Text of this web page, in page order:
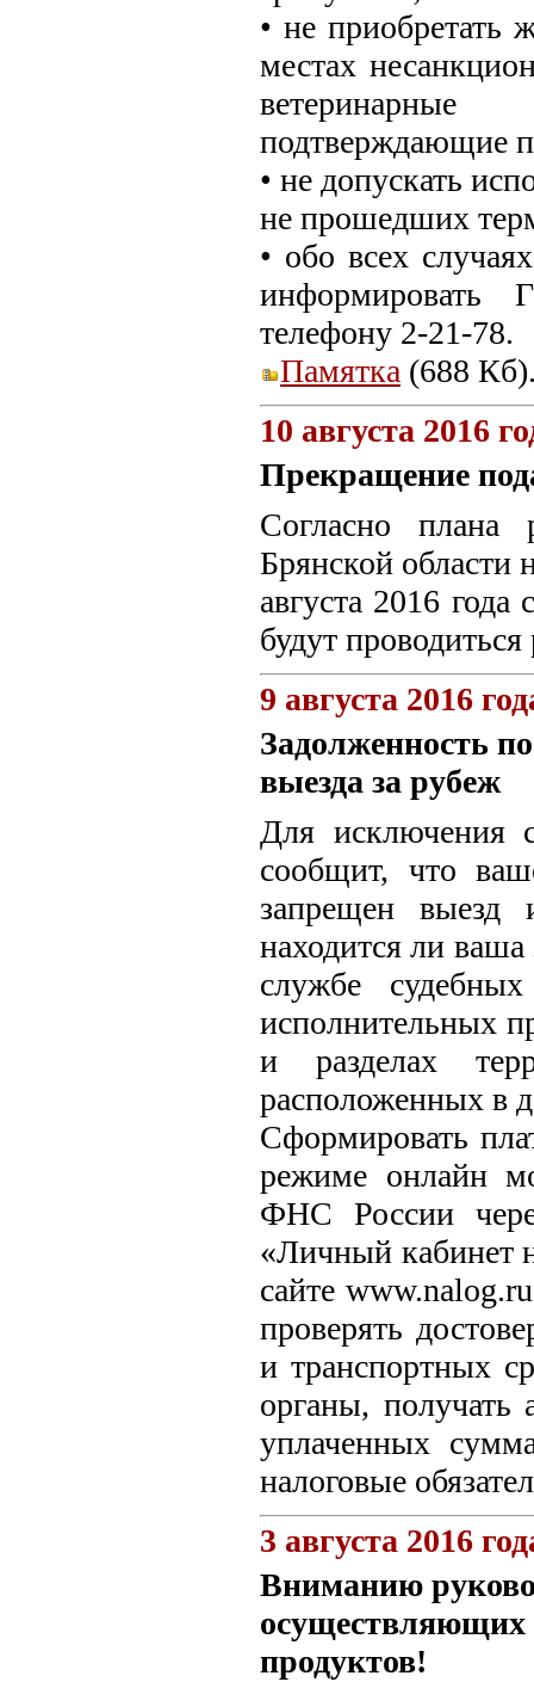
• не
местах
подтверждающие
• не допускать
не прошедших
• обо всех
информировать
телефону 2-21-78.
Памятка (688
10 августа 2016
Прекращение
Согласно плана
Брянской области
августа 2016
будут
9 августа 2016
Задолженность
выезда за рубеж
Для исключения
сообщит, что
запрещен выезд
находится ли
службе
исполнительных
и разделах
расположенных в
Сформировать
режиме онлайн
ФНС России
«Личный кабинет
сайте
проверять
и транспортных
органы,
уплаченных
налоговые
3 августа 2016
Вниманию
осуществляющих
продуктов!